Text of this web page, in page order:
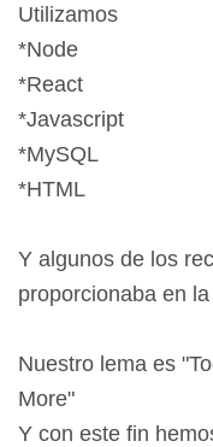
Utilizamos
*Node
*React
*Javascript
*MySQL
*HTML
Y algunos de los
proporcionaba en
Nuestro lema es
More"
Y con este fin